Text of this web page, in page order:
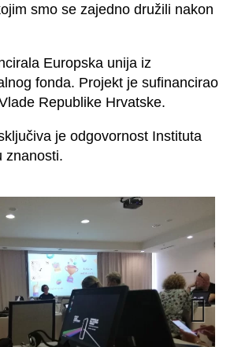
smo se zajedno družili nakon
Europska unija iz
fonda. Projekt je sufinancirao
Republike Hrvatske.
je odgovornost Instituta
znanosti.
Next